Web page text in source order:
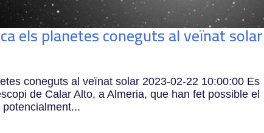
els planetes coneguts al veïnat solar
coneguts al veïnat solar 2023-02-22 10:00:00 Es
de Calar Alto, a Almeria, que han fet possible el